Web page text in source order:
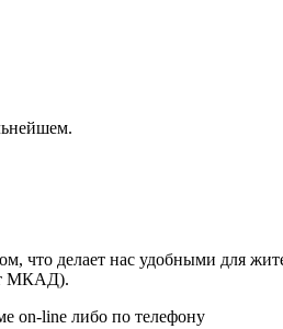
что делает нас удобными для
МКАД).
on-line либо по телефону